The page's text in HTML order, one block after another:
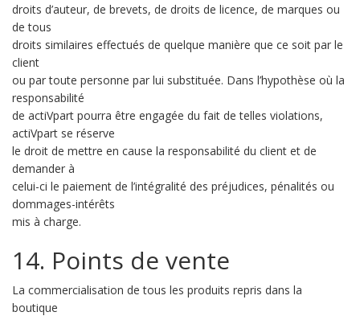
droits d’auteur, de brevets, de droits de licence, de marques ou
de tous
droits similaires effectués de quelque manière que ce soit par le
client
ou par toute personne par lui substituée. Dans l’hypothèse où la
responsabilité
de actiVpart pourra être engagée du fait de telles violations,
actiVpart se réserve
le droit de mettre en cause la responsabilité du client et de
demander à
celui-ci le paiement de l’intégralité des préjudices, pénalités ou
dommages-intérêts
mis à charge.
14. Points de vente
La commercialisation de tous les produits repris dans la
boutique